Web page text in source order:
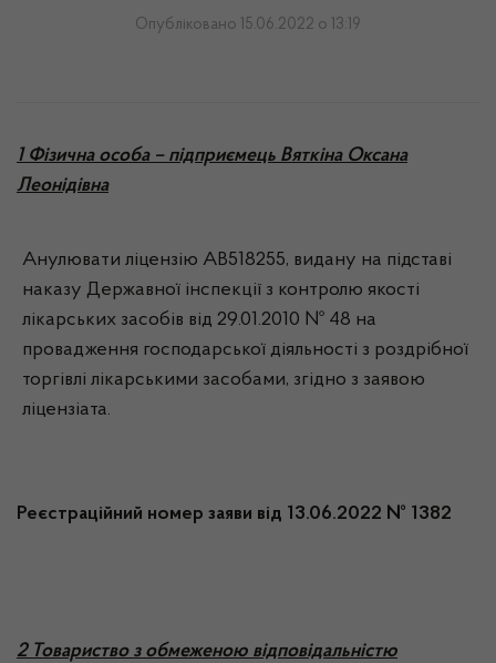
Опубліковано 15.06.2022 о 13:19
1 Фізична особа – підприємець Вяткіна Оксана
Леонідівна
Анулювати ліцензію АВ518255, видану на підставі
наказу Державної інспекції з контролю якості
лікарських засобів від 29.01.2010 № 48 на
провадження господарської діяльності з роздрібної
торгівлі лікарськими засобами, згідно з заявою
ліцензіата.
Реєстраційний номер заяви від 13.06.2022 № 1382
2 Товариство з обмеженою відповідальністю